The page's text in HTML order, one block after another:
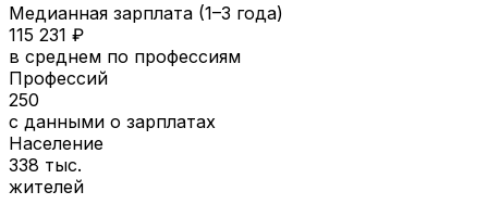
Медианная зарплата (1–3 года)
115 231 ₽
в среднем по профессиям
Профессий
250
с данными о зарплатах
Население
338 тыс.
жителей